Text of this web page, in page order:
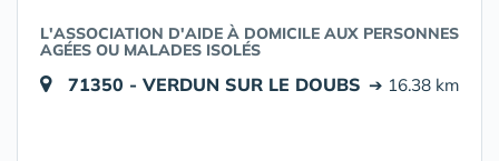
L'ASSOCIATION D'AIDE À DOMICILE AUX PERSONNES
AGÉES OU MALADES ISOLÉS
71350 - VERDUN SUR LE DOUBS ➔ 16.38 km